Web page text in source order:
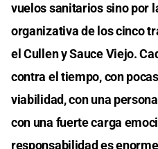
vuelos sanitarios sino por
organizativa de los cinco
el Cullen y Sauce Viejo.
contra el tiempo, con
viabilidad, con una
con una fuerte carga
responsabilidad es